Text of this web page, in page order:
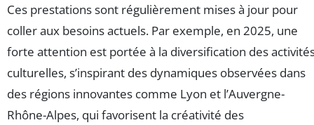
Ces prestations sont régulièrement mises à jour pour
coller aux besoins actuels. Par exemple, en 2025, une
forte attention est portée à la diversification des
culturelles, s’inspirant des dynamiques observées dans
des régions innovantes comme Lyon et l’Auvergne-
Rhône-Alpes, qui favorisent la créativité des